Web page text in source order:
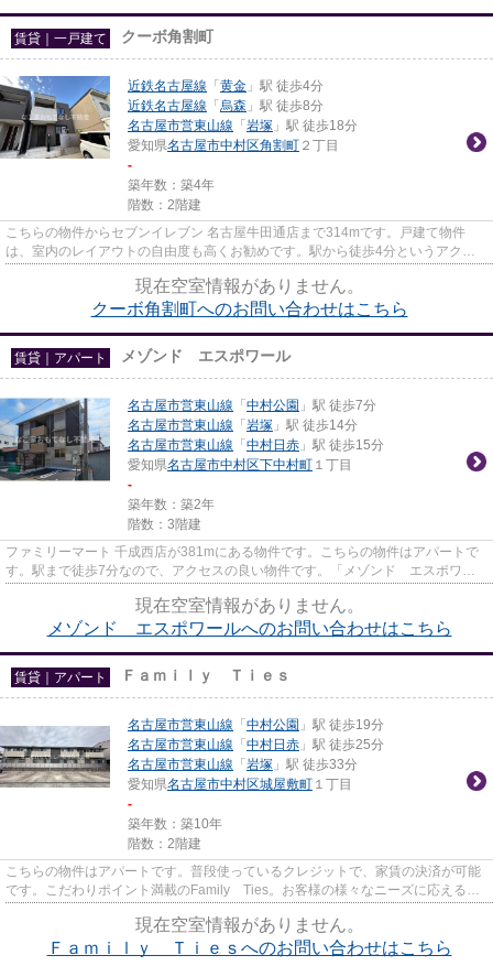
賃貸｜一戸建て クーボ角割町
近鉄名古屋線 「 黄金 」駅 徒歩4分
近鉄名古屋線 「 烏森 」駅 徒歩8分
名古屋市営東山線 「 岩塚 」駅 徒歩18分
愛知県名古屋市中村区角割町 ２丁目
-
築年数：築4年
階数：2階建
こちらの物件からセブンイレブン 名古屋牛田通店まで314mです。戸建て物件
は、室内のレイアウトの自由度も高くお勧めです。駅から徒歩4分というアクセ
現在空室情報がありません。
クーボ角割町へのお問い合わせはこちら
賃貸｜アパート メゾンド エスポワール
名古屋市営東山線 「 中村公園 」駅 徒歩7分
名古屋市営東山線 「 岩塚 」駅 徒歩14分
名古屋市営東山線 「 中村日赤 」駅 徒歩15分
愛知県名古屋市中村区下中村町 １丁目
-
築年数：築2年
階数：3階建
ファミリーマート 千成西店が381mにある物件です。こちらの物件はアパートで
す。駅まで徒歩7分なので、アクセスの良い物件です。「メゾンド エスポワー
現在空室情報がありません。
メゾンド エスポワールへのお問い合わせはこちら
賃貸｜アパート Ｆａｍｉｌｙ Ｔｉｅｓ
名古屋市営東山線 「 中村公園 」駅 徒歩19分
名古屋市営東山線 「 中村日赤 」駅 徒歩25分
名古屋市営東山線 「 岩塚 」駅 徒歩33分
愛知県名古屋市中村区城屋敷町 １丁目
-
築年数：築10年
階数：2階建
こちらの物件はアパートです。普段使っているクレジットで、家賃の決済が可能
です。こだわりポイント満載のFamily Ties。お客様の様々なニーズに応えるな
現在空室情報がありません。
Ｆａｍｉｌｙ Ｔｉｅｓへのお問い合わせはこちら